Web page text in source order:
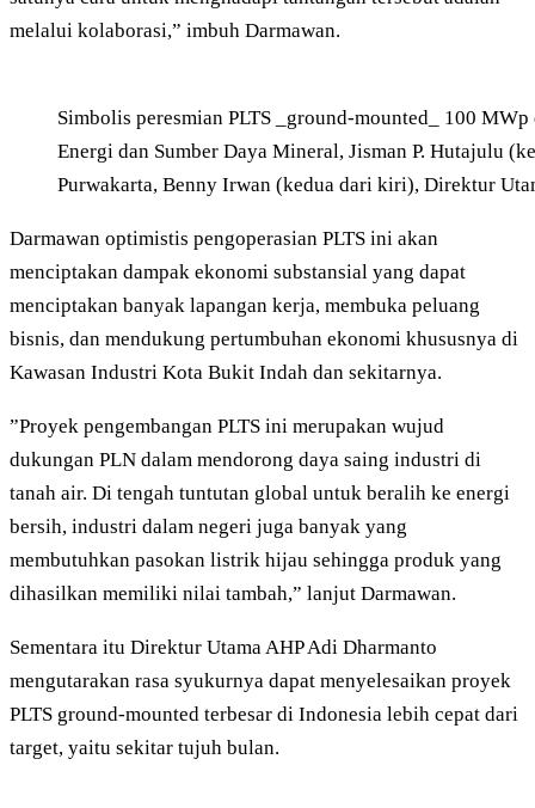
melalui kolaborasi,” imbuh Darmawan.
Simbolis peresmian PLTS _ground-mounted_ 100
Energi dan Sumber Daya Mineral, Jisman P. Hutajulu
Purwakarta, Benny Irwan (kedua dari kiri), Direktur
Darmawan optimistis pengoperasian PLTS ini akan
menciptakan dampak ekonomi substansial yang dapat
menciptakan banyak lapangan kerja, membuka peluang
bisnis, dan mendukung pertumbuhan ekonomi khususnya di
Kawasan Industri Kota Bukit Indah dan sekitarnya.
”Proyek pengembangan PLTS ini merupakan wujud
dukungan PLN dalam mendorong daya saing industri di
tanah air. Di tengah tuntutan global untuk beralih ke energi
bersih, industri dalam negeri juga banyak yang
membutuhkan pasokan listrik hijau sehingga produk yang
dihasilkan memiliki nilai tambah,” lanjut Darmawan.
Sementara itu Direktur Utama AHP Adi Dharmanto
mengutarakan rasa syukurnya dapat menyelesaikan proyek
PLTS ground-mounted terbesar di Indonesia lebih cepat dari
target, yaitu sekitar tujuh bulan.